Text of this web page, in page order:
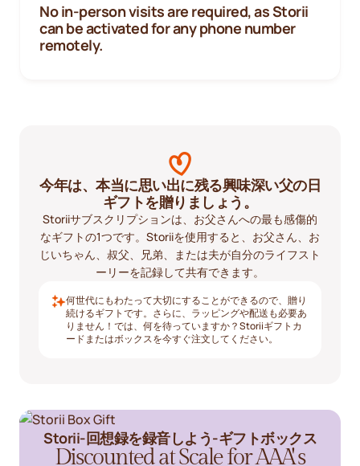
No in-person visits are required, as Storii
can be activated for any phone number
remotely.
今年は、本当に思い出に残る興味深い父の日
ギフトを贈りましょう。
Storiiサブスクリプションは、お父さんへの最も感傷的
なギフトの1つです。Storiiを使用すると、お父さん、お
じいちゃん、叔父、兄弟、または夫が自分のライフスト
ーリーを記録して共有できます。
何世代にもわたって大切にすることができるので、贈り
続けるギフトです。さらに、ラッピングや配送も必要あ
りません！では、何を待っていますか？Storiiギフトカ
ードまたはボックスを今すぐ注文してください。
Storii-回想録を録音しよう-ギフトボックス
Discounted at Scale for AAA' s